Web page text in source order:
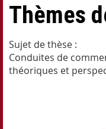
Thèmes
Sujet de thèse :
Conduites de
théoriques et